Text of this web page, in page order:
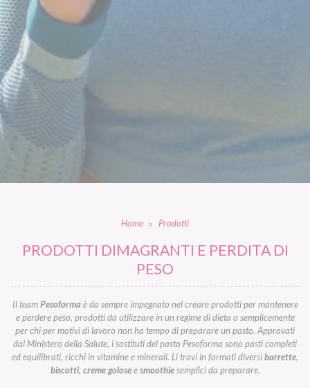
Home Prodotti
PRODOTTI DIMAGRANTI E PERDITA DI
PESO
Il teamPesoformaè da sempre impegnato nel creare prodotti per mantenere
e perdere peso, prodotti da utilizzare in un regime di dieta o semplicemente
per chi per motivi di lavoro non ha tempo di preparare un pasto. Approvati
dal Ministero della Salute, i sostituti del pasto Pesoforma sono pasti completi
ed equilibrati, ricchi in vitamine e minerali. Li trovi in formati diversibarrette,
biscotti, creme goloseesmoothiesemplici da preparare.